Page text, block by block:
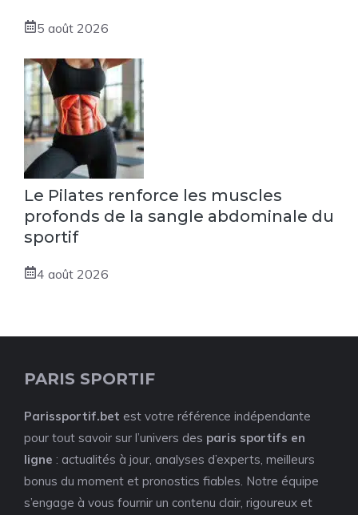
5 août 2026
Le Pilates renforce les muscles
profonds de la sangle abdominale du
sportif
4 août 2026
PARIS SPORTIF
Parissportif.bet est votre référence indépendante
pour tout savoir sur l’univers des paris sportifs en
ligne : actualités à jour, analyses d’experts, meilleurs
bonus du moment et pronostics fiables. Notre équipe
s’engage à vous fournir un contenu clair, rigoureux et